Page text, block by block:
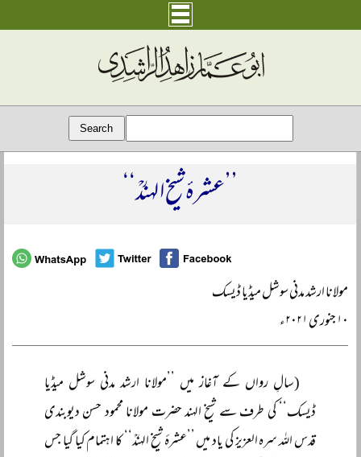
’’عشرۂ شیخ الہندؒ‘‘
مولانا ارشد مدنی سوشل میڈیا ڈیسک
۱۰ جنوری ۲۰۲۱ء
(سالِ رواں کے آغاز میں ’’مولانا ارشد مدنی سوشل میڈیا
ڈیسک‘‘ کی طرف سے شیخ الہند حضرت مولانا محمود حسن دیوبندی
قدس اللہ سرہ العزیز کی یاد میں ’’عشرۂ شیخ الہندؒ‘‘ کا اہتمام کیا گیا جس